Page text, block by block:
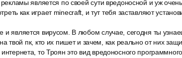
является по своей сути вредоносной и уж
как играет minecraft, и тут тебя заставляют
и является вирусом. В любом случае, сегодня ты
твой пк, кто их пишет и зачем, как реально от них
то Троян это вид вредоносного